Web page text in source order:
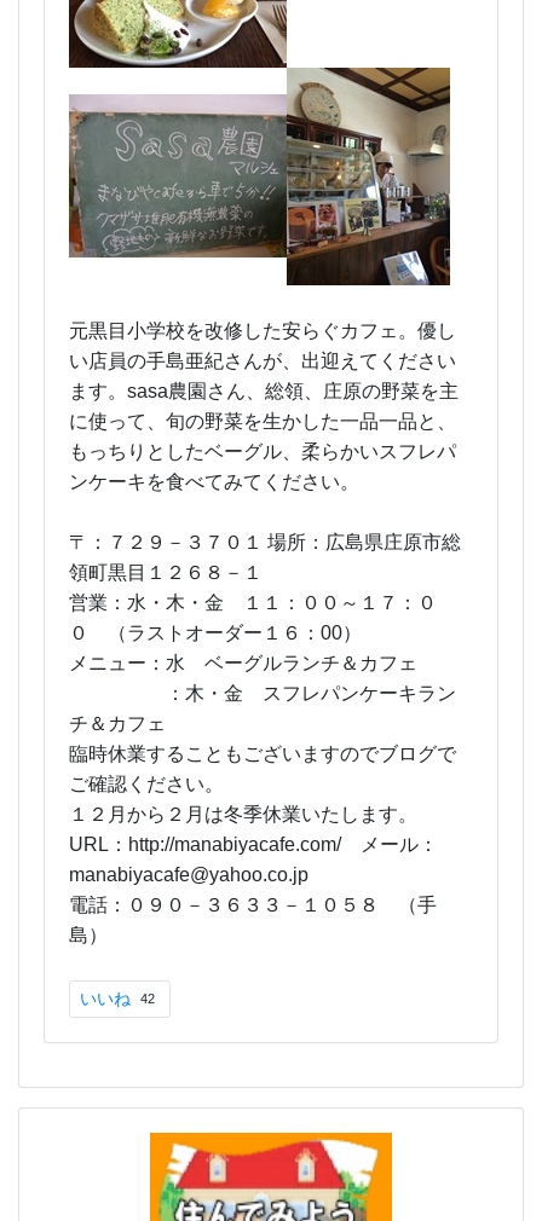
元黒目小学校を改修した安らぐカフェ。優し
い店員の手島亜紀さんが、出迎えてください
ます。sasa農園さん、総領、庄原の野菜を主
に使って、旬の野菜を生かした一品一品と、
もっちりとしたベーグル、柔らかいスフレパ
ンケーキを食べてみてください。
〒：７２９－３７０１ 場所：広島県庄原市総
領町黒目１２６８－１
営業：水・木・金
１１：００～１７：０
０ （ラストオーダー１６：00）
メニュー：水 ベーグルランチ＆カフェ
：木・金 スフレパンケーキラン
チ＆カフェ
臨時休業することもございますのでブログで
ご確認ください。
１２月から２月は冬季休業いたします。
URL：http://manabiyacafe.com/
メール：
manabiyacafe@yahoo.co.jp
電話：０９０－３６３３－１０５８ （手
島）
いいね 42